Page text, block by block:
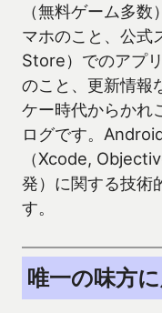
（無料ゲーム多
マホのこと、公
Store）でのアプ
のこと、更新情報
ケー時代からかれ
ログです。
（Xcode,
発）に関する技術
す。
唯一の味方